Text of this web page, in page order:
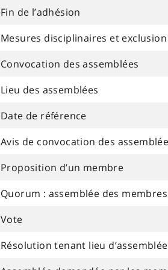
Fin de l’adhésion
Mesures disciplinaires et exclusion
Convocation des assemblées
Lieu des assemblées
Date de référence
Avis de convocation des
Proposition d’un membre
Quorum : assemblée des membres
Vote
Résolution tenant lieu d’assemblée